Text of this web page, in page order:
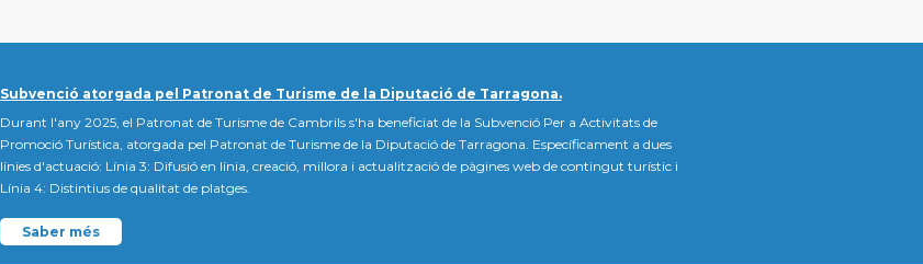
Subvenció atorgada pel Patronat de Turisme de la Diputació de Tarragona.
Durant l'any 2025, el Patronat de Turisme de Cambrils s'ha beneficiat de la Subvenció Per a Activitats de
Promoció Turística, atorgada pel Patronat de Turisme de la Diputació de Tarragona. Específicament a dues
línies d'actuació: Línia 3: Difusió en línia, creació, millora i actualització de pàgines web de contingut turístic i
Línia 4: Distintius de qualitat de platges.
Saber més